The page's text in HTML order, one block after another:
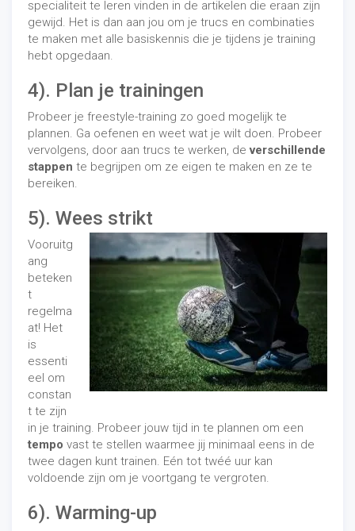
specialiteit te leren vinden in de artikelen die eraan zijn
gewijd. Het is dan aan jou om je trucs en combinaties
te maken met alle basiskennis die je tijdens je training
hebt opgedaan.
4). Plan je trainingen
Probeer je freestyle-training zo goed mogelijk te
plannen. Ga oefenen en weet wat je wilt doen. Probeer
vervolgens, door aan trucs te werken, deverschillende
stappen te begrijpen om ze eigen te maken en ze te
bereiken.
5). Wees strikt
Vooruitg
ang
beteken
t
regelma
at! Het
is
essenti
eel om
constan
t te zijn
in je training. Probeer jouw tijd in te plannen om een ​​
tempo vast te stellen waarmee jij minimaal eens in de
twee dagen kunt trainen. Eén tot twéé uur kan
voldoende zijn om je voortgang te vergroten.
6). Warming-up